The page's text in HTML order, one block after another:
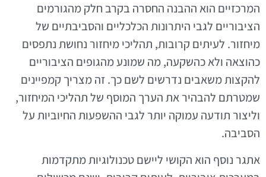
המרכזיים הוא ההבנה החסרה בקרב חלק מהגורמים
הציבוריים לגבי היתרונות הכלכליים והסביבתיים של
מיחזור. לעיתים קרובות, תהליכי מיחזור נחושת נתפסים
כהוצאה ולא כהשקעה, מה שמונע מהגופים הציבוריים
להקצות משאבים נדרשים לשם כך. זה מצריך קמפיינים
שמטרתם להבהיר את הערך המוסף של תהליכי המיחזור,
וליצור תודעה עמוקה יותר לגבי ההשפעות החיוביות על
הסביבה.
אתגר נוסף הוא הקושי ליישם טכנולוגיות מתקדמות